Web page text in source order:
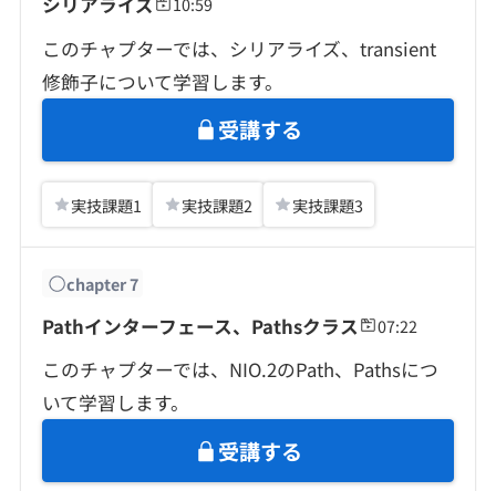
このチャプターでは、シリアライズ、transient
修飾子について学習します。
受講する
実技課題1 実技課題2 実技課題3
chapter7
Pathインターフェース、Pathsクラス 07:22
このチャプターでは、NIO.2のPath、Pathsにつ
いて学習します。
受講する